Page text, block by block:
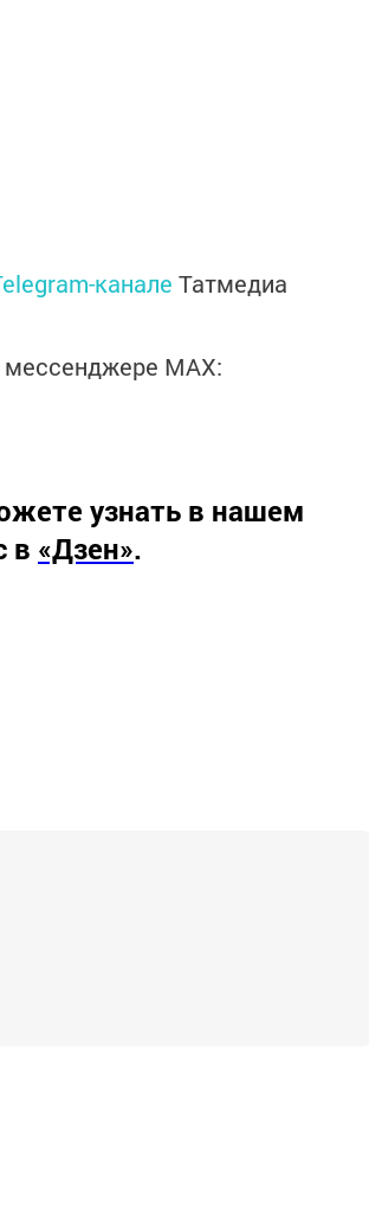
канале Татмедиа
мессенджере MАХ:
узнать в нашем
в «Дзен».